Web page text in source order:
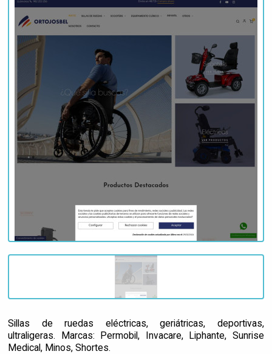
Sillas de ruedas eléctricas, geriátricas, deportivas,
ultraligeras. Marcas: Permobil, Invacare, Liphante, Sunrise
Medical, Minos, Shortes.